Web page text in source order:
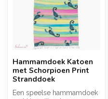
Hammamdoek Katoen
met Schorpioen Print
Stranddoek
Een speelse hammamdoek